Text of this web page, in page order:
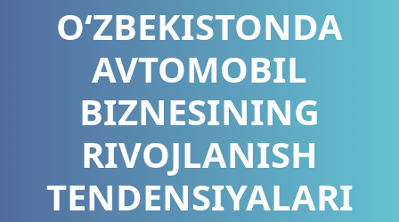
O‘ZBEKISTONDA
AVTOMOBIL
BIZNESINING
RIVOJLANISH
TENDENSIYALARI